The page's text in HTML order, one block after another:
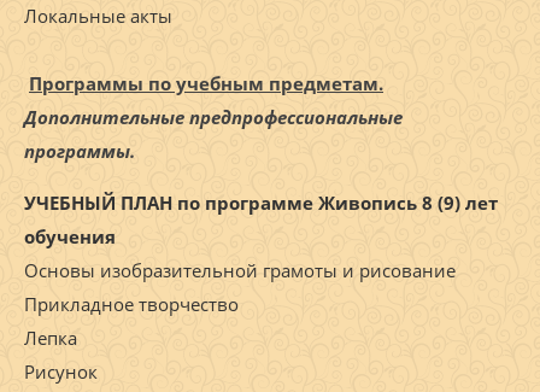
Локальные акты
Программы по учебным предметам.
Дополнительные предпрофессиональные
программы.
УЧЕБНЫЙ ПЛАН по программе Живопись 8 (9) лет
обучения
Основы изобразительной грамоты и рисование
Прикладное творчество
Лепка
Рисунок